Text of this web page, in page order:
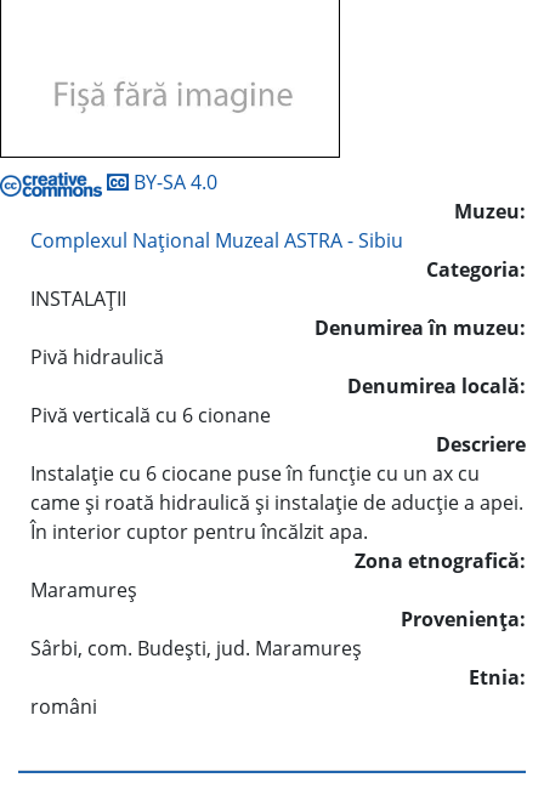
BY-SA 4.0
Muzeu:
Complexul Naţional Muzeal ASTRA - Sibiu
Categoria:
INSTALAŢII
Denumirea în muzeu:
Pivă hidraulică
Denumirea locală:
Pivă verticală cu 6 cionane
Descriere
Instalaţie cu 6 ciocane puse în funcţie cu un ax cu
came şi roată hidraulică şi instalaţie de aducţie a apei.
În interior cuptor pentru încălzit apa.
Zona etnografică:
Maramureş
Provenienţa:
Sârbi, com. Budeşti, jud. Maramureş
Etnia:
români